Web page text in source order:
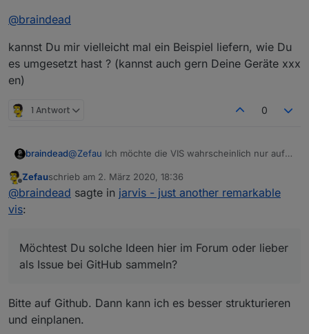
haben, die die einzelnen
(siehe Wiki je Modul
jarvis ist weitaus weniger flexibel als ioBroker.vis, aber
bietet dafür ein standardisiertes Design, um schnell eine
gibt es im Wiki
Nutzt dazu die Emoticon auf Github, um für eure
Jeder Emoticon zählt gleich. Bitte stimmt nicht für alle /
keine großen Unterschiede mehr.
Die Reihenfolge nach abgegebenen Stimmen seht ihr
Siehe https://forum.iobroker.net/post/526170
@braindead
kannst Du mir vielleicht mal ein Beispiel liefern, wie Du
es umgesetzt hast ? (kannst auch gern Deine Geräte xxx
en)
1 Antwort 0
braindead@Zefau Ich möchte die VIS wahrscheinlich nur auf
Deshalb ist mein erster Ansatz Gewerke als Tabs zu
nutzen.
Offline
Zefauschrieb am 2. März 2020, 18:36
zuletzt editiert von
@braindead sagte in jarvis - just another remarkable
vis:
Möchtest Du solche Ideen hier im Forum oder lieber
als Issue bei GitHub sammeln?
Bitte auf Github. Dann kann ich es besser strukturieren
und einplanen.